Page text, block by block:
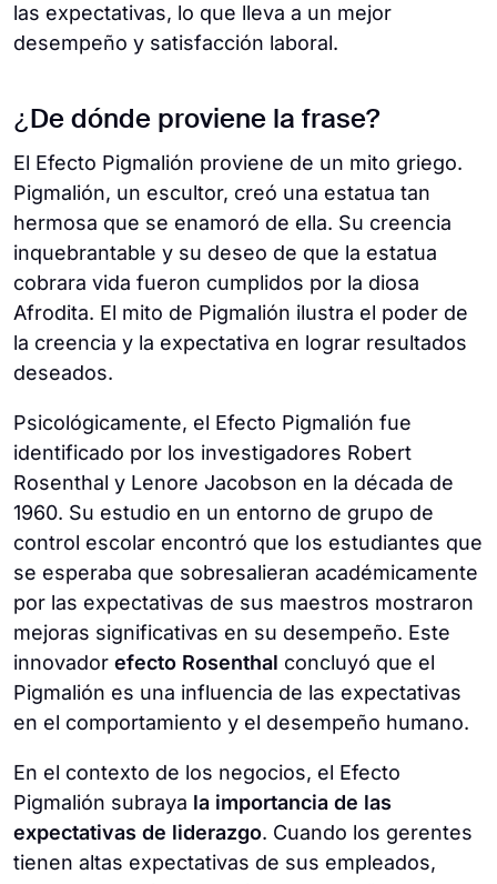
las expectativas, lo que lleva a un mejor
desempeño y satisfacción laboral.
¿De dónde proviene la frase?
El Efecto Pigmalión proviene de un mito griego.
Pigmalión, un escultor, creó una estatua tan
hermosa que se enamoró de ella. Su creencia
inquebrantable y su deseo de que la estatua
cobrara vida fueron cumplidos por la diosa
Afrodita. El mito de Pigmalión ilustra el poder de
la creencia y la expectativa en lograr resultados
deseados.
Psicológicamente, el Efecto Pigmalión fue
identificado por los investigadores Robert
Rosenthal y Lenore Jacobson en la década de
1960. Su estudio en un entorno de grupo de
control escolar encontró que los estudiantes que
se esperaba que sobresalieran académicamente
por las expectativas de sus maestros mostraron
mejoras significativas en su desempeño. Este
innovador efecto Rosenthal concluyó que el
Pigmalión es una influencia de las expectativas
en el comportamiento y el desempeño humano.
En el contexto de los negocios, el Efecto
Pigmalión subraya la importancia de las
expectativas de liderazgo. Cuando los gerentes
tienen altas expectativas de sus empleados,